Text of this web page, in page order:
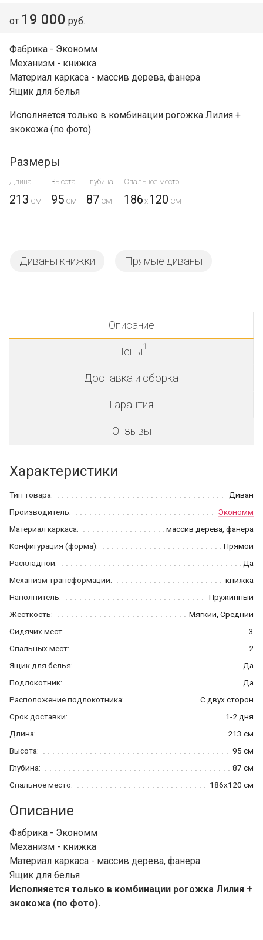
от 19 000 руб.
Фабрика - Экономм
Механизм - книжка
Материал каркаса - массив дерева, фанера
Ящик для белья
Исполняется только в комбинации рогожка Лилия +
экокожа (по фото).
Размеры
Длина Высота Глубина Спальное место
213 95 87 186 x 120
Диваны книжки Прямые диваны
Описание
Цены1
Доставка и сборка
Гарантия
Отзывы
Характеристики
Тип товара:
Диван
Производитель:
Экономм
Материал каркаса:
массив дерева, фанера
Конфигурация (форма):
Прямой
Раскладной:
Да
Механизм трансформации:
книжка
Наполнитель:
Пружинный
Жесткость:
Мягкий, Средний
Сидячих мест:
3
Спальных мест:
2
Ящик для белья:
Да
Подлокотник:
Да
Расположение подлокотника:
С двух сторон
Срок доставки:
1-2 дня
Длина:
213 см
Высота:
95 см
Глубина:
87 см
Спальное место:
186x120 см
Описание
Фабрика - Экономм
Механизм - книжка
Материал каркаса - массив дерева, фанера
Ящик для белья
Исполняется только в комбинации рогожка Лилия +
экокожа (по фото).